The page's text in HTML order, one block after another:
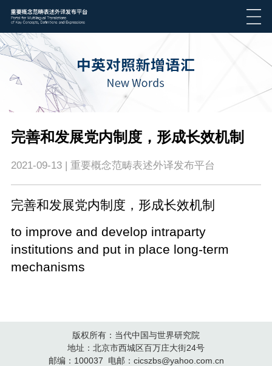
​完善和发展党内制度，形成长效机制
2021-09-13 | 重要概念范畴表述外译发布平台
完善和发展党内制度，形成长效机制
to improve and develop intraparty
institutions and put in place long-term
mechanisms
版权所有：当代中国与世界研究院
地址：北京市西城区百万庄大街24号
邮编：100037 电邮：cicszbs@yahoo.com.cn